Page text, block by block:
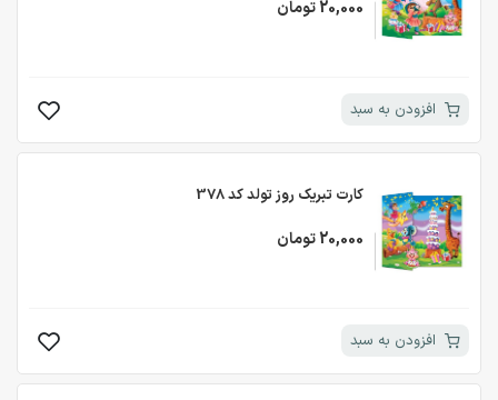
20,000 تومان
افزودن به سبد
کارت تبریک روز تولد کد 378
20,000 تومان
افزودن به سبد